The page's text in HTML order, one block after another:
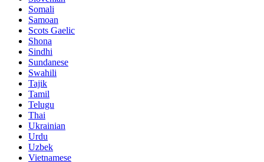
Somali
Samoan
Scots Gaelic
Shona
Sindhi
Sundanese
Swahili
Tajik
Tamil
Telugu
Thai
Ukrainian
Urdu
Uzbek
Vietnamese